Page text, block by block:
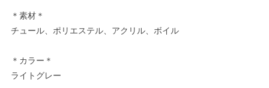
＊素材＊
チュール、ポリエステル、アクリル、ボイル
＊カラー＊
ライトグレー